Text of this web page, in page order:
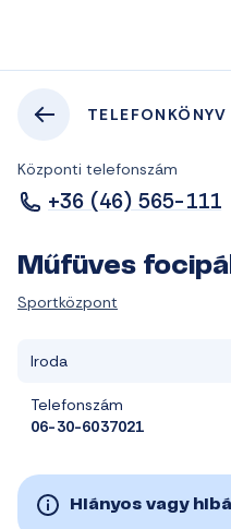
TELEFONKÖNYV
Központi telefonszám
+36 (46) 565-111
Műfüves
Sportközpont
Iroda
Telefonszám
06-30-6037021
Hiányos vagy